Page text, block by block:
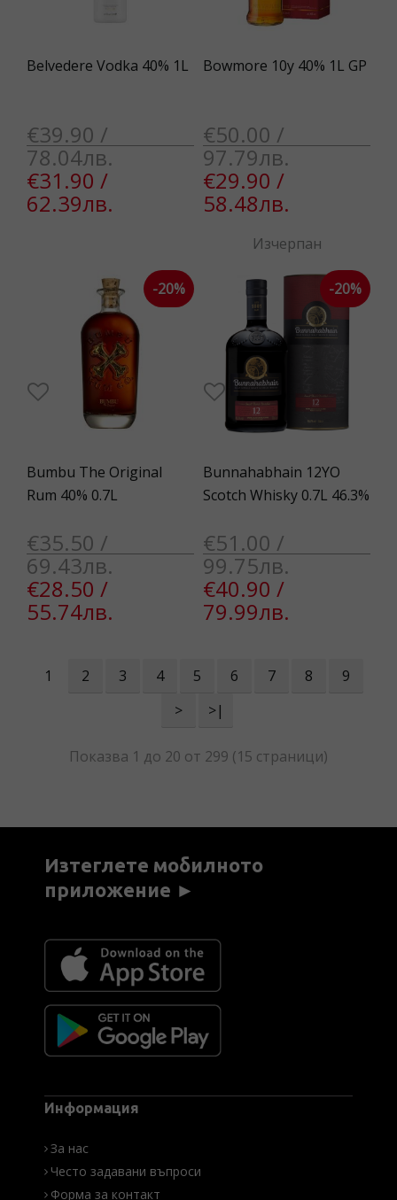
Belvedere Vodka 40% 1L
€39.90 /
78.04лв.
€31.90 /
62.39лв.
Bowmore 10y 40% 1L GP
€50.00 /
97.79лв.
€29.90 /
58.48лв.
Изчерпан
Bumbu The Original
Rum 40% 0.7L
€35.50 /
69.43лв.
€28.50 /
55.74лв.
-20%
Bunnahabhain 12YO
Scotch Whisky 0.7L 46.3%
€51.00 /
99.75лв.
€40.90 /
79.99лв.
-20%
1 2 3 4 5 6 7 8
9
>
>|
Показва 1 до 20 от 299 (15 страници)
Изтеглете мобилното
приложение ►
Информация
За нас
Често задавани въпроси
Форма за контакт